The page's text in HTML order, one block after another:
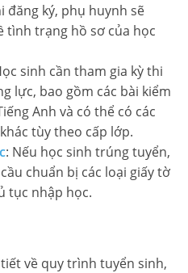
đăng ký, phụ huynh sẽ
tình trạng hồ sơ của học
sinh cần tham gia kỳ thi
lực, bao gồm các bài kiểm
Anh và có thể có các
tùy theo cấp lớp.
: Nếu học sinh trúng tuyển,
chuẩn bị các loại giấy tờ
tục nhập học.
về quy trình tuyển sinh,